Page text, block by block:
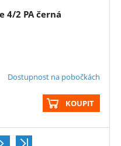
4/2 PA černá
Dostupnost na pobočkách
KOUPIT